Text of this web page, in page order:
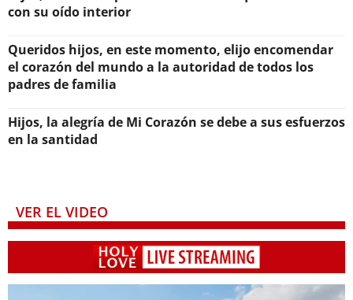
con su oído interior
Queridos hijos, en este momento, elijo encomendar
el corazón del mundo a la autoridad de todos los
padres de familia
Hijos, la alegría de Mi Corazón se debe a sus esfuerzos
en la santidad
VER EL VIDEO